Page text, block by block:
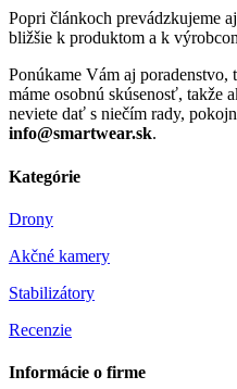
Popri článkoch prevádzkujeme aj
bližšie k produktom a k
Ponúkame Vám aj
máme osobnú skúsenosť, takže
neviete dať s niečím rady,
info@smartwear.sk.
Kategórie
Drony
Akčné kamery
Stabilizátory
Recenzie
Informácie o firme